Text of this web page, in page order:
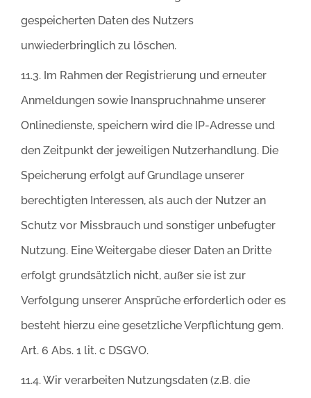
gespeicherten Daten des Nutzers
unwiederbringlich zu löschen.
11.3. Im Rahmen der Registrierung und erneuter
Anmeldungen sowie Inanspruchnahme unserer
Onlinedienste, speichern wird die IP-Adresse und
den Zeitpunkt der jeweiligen Nutzerhandlung. Die
Speicherung erfolgt auf Grundlage unserer
berechtigten Interessen, als auch der Nutzer an
Schutz vor Missbrauch und sonstiger unbefugter
Nutzung. Eine Weitergabe dieser Daten an Dritte
erfolgt grundsätzlich nicht, außer sie ist zur
Verfolgung unserer Ansprüche erforderlich oder es
besteht hierzu eine gesetzliche Verpflichtung gem.
Art. 6 Abs. 1 lit. c DSGVO.
11.4. Wir verarbeiten Nutzungsdaten (z.B. die